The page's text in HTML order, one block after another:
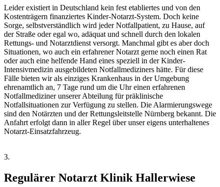
Leider existiert in Deutschland kein fest etabliertes und von den
Kostenträgern finanziertes Kinder-Notarzt-System. Doch keine
Sorge, selbstverständlich wird jeder Notfallpatient, zu Hause, auf
der Straße oder egal wo, adäquat und schnell durch den lokalen
Rettungs- und Notarztdienst versorgt. Manchmal gibt es aber doch
Situationen, wo auch ein erfahrener Notarzt gerne noch einen Rat
oder auch eine helfende Hand eines speziell in der Kinder-
Intensivmedizin ausgebildeten Notfallmediziners hätte. Für diese
Fälle bieten wir als einziges Krankenhaus in der Umgebung
ehrenamtlich an, 7 Tage rund um die Uhr einen erfahrenen
Notfallmediziner unserer Abteilung für präklinische
Notfallsituationen zur Verfügung zu stellen. Die Alarmierungswege
sind den Notärzten und der Rettungsleitstelle Nürnberg bekannt. Die
Anfahrt erfolgt dann in aller Regel über unser eigens unterhaltenes
Notarzt-Einsatzfahrzeug.
3.
Regulärer Notarzt Klinik Hallerwiese